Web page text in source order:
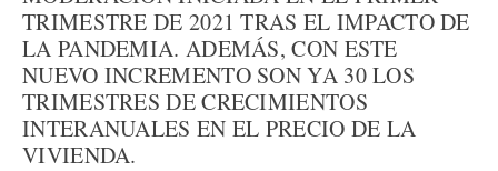
TRIMESTRE DE 2021 TRAS EL IMPACTO DE
LA PANDEMIA. ADEMÁS, CON ESTE
NUEVO INCREMENTO SON YA 30 LOS
TRIMESTRES DE CRECIMIENTOS
INTERANUALES EN EL PRECIO DE LA
VIVIENDA.